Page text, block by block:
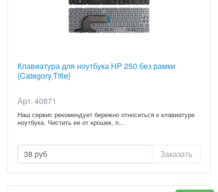
Клавиатура для ноутбука HP 250 без рамки
{Category.Title}
Арт. 40871
Наш сервис рекомендует бережно относиться к клавиатуре
ноутбука. Чистить ее от крошек, п...
38 руб Заказать